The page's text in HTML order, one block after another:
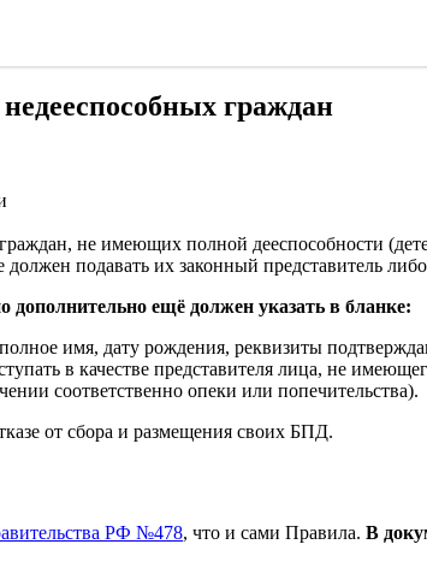
граждан
не имеющих полной дееспособности
должен подавать их законный представитель
ещё должен указать в бланке:
имя, дату рождения, реквизиты
в качестве представителя лица, не
соответственно опеки или попечительства).
от сбора и размещения своих БПД.
РФ №478, что и сами Правила. В